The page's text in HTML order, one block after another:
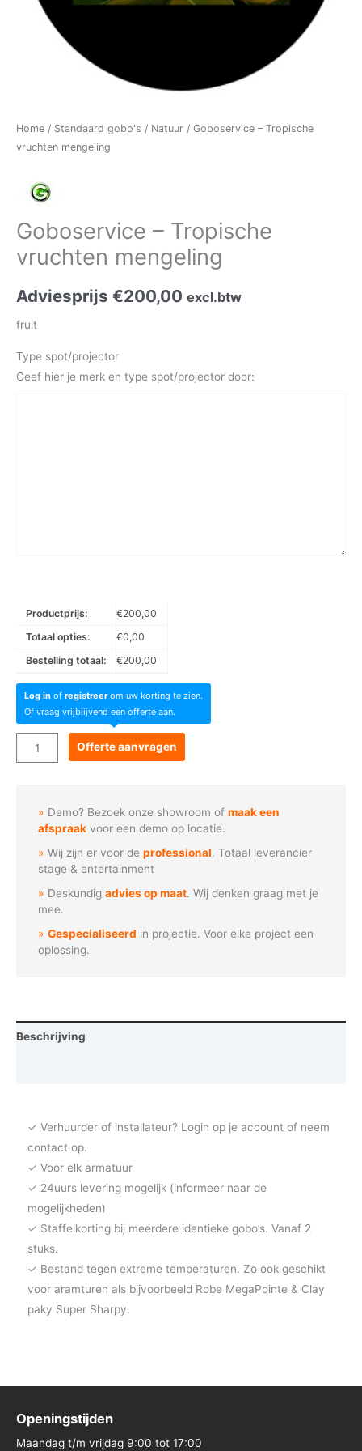
Home / Standaard gobo's / Natuur / Goboservice – Tropische
vruchten mengeling
Goboservice – Tropische
vruchten mengeling
Adviesprijs €200,00 excl.btw
fruit
Type spot/projector
Geef hier je merk en type spot/projector door:
Productprijs: €200,00
Totaal opties:
€0,00
Bestelling totaal:
€200,00
Log in of registreerom uw korting te zien.
Of vraag vrijblijvend een offerte aan.
Goboservice
-
mengeling
Offerte aanvragen
Demo? Bezoek onze showroom ofmaak een
afspraak voor een demo op locatie.
Wij zijn er voor deprofessional. Totaal leverancier
stage & entertainment
Deskundigadvies op maat. Wij denken graag met je
mee.
Gespecialiseerd in projectie. Voor elke project een
oplossing.
Beschrijving
✓ Verhuurder of installateur? Login op je account of neem
contact op.
✓ Voor elk armatuur
✓ 24uurs levering mogelijk (informeer naar de
mogelijkheden)
✓ Staffelkorting bij meerdere identieke gobo’s. Vanaf 2
stuks.
✓ Bestand tegen extreme temperaturen. Zo ook geschikt
voor aramturen als bijvoorbeeld Robe MegaPointe & Clay
paky Super Sharpy.
Openingstijden
Maandag t/m vrijdag 9:00 tot 17:00